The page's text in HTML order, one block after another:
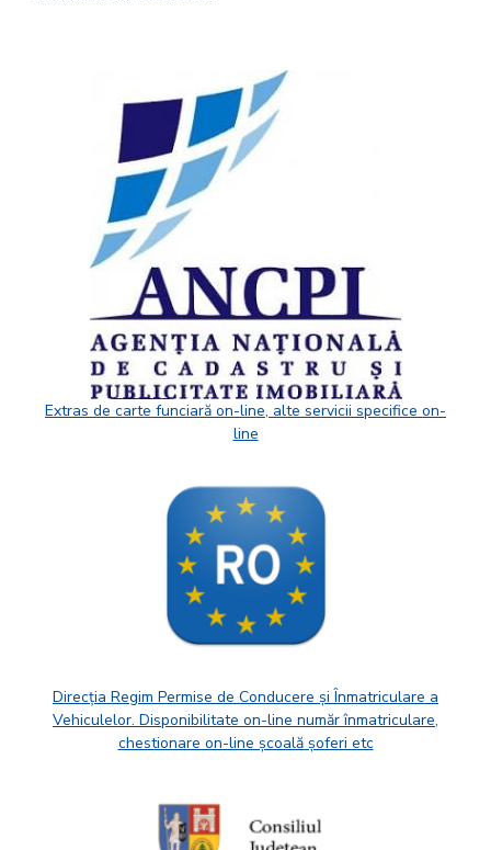
Extras de carte funciară on-line, alte servicii specifice on-
line
Direcția Regim Permise de Conducere și Înmatriculare a
Vehiculelor. Disponibilitate on-line număr înmatriculare,
chestionare on-line școală șoferi etc